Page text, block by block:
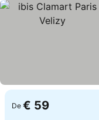
De € 59